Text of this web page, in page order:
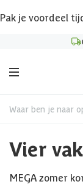
Pak je voordeel
Waar ben je naar
Vier
MEGA zomer